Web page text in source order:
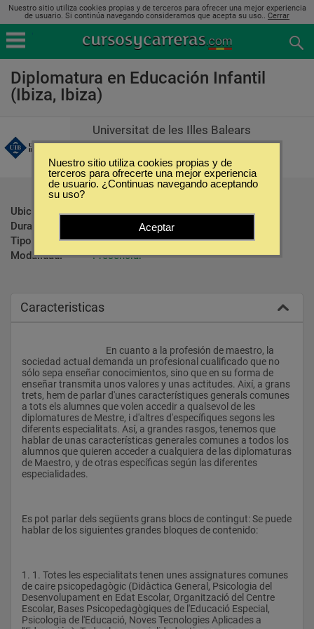
Nuestro sitio utiliza cookies propias y de terceros para ofrecer una mejor experiencia
de usuario. Si continúa navegando consideramos que acepta su uso.. Cerrar
Diplomatura en Educación Infantil
(Ibiza, Ibiza)
Universitat de les Illes Balears
Ubicación:
Ibiza - Ibiza
Duración:
Tipo:
Diplomados
Modalidad:
Presencial
Caracteristicas
sociedad actual demanda un profesional cualificado que no
sólo sepa enseñar conocimientos, sino que en su forma de
enseñar transmita unos valores y unas actitudes. Així, a grans
trets, hem de parlar d'unes característiques generals comunes
a tots els alumnes que volen accedir a qualsevol de les
diplomatures de Mestre, i d'altres d'específiques segons les
diferents especialitats. Así, a grandes rasgos, tenemos que
hablar de unas características generales comunes a todos los
alumnos que quieren acceder a cualquiera de las diplomaturas
de Maestro, y de otras específicas según las diferentes
especialidades.
Es pot parlar dels següents grans blocs de contingut: Se puede
hablar de los siguientes grandes bloques de contenido:
1. 1. Totes les especialitats tenen unes assignatures comunes
de caire psicopedagògic (Didàctica General, Psicologia del
Desenvolupament en Edat Escolar, Organització del Centre
Escolar, Bases Psicopedagògiques de l'Educació Especial,
Psicologia de l'Educació, Noves Tecnologies Aplicades a
Nuestro sitio utiliza cookies propias y de
terceros para ofrecerte una mejor experiencia
de usuario. ¿Continuas navegando aceptando
su uso?
Aceptar